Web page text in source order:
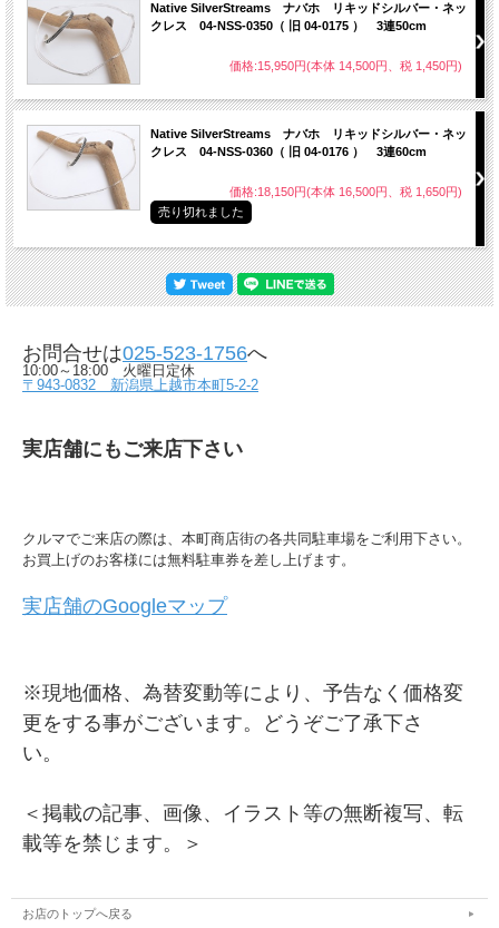
Native SilverStreams ナバホ リキッドシルバー・ネッ
クレス 04-NSS-0350（ 旧 04-0175 ） 3連50cm
価格:15,950円(本体 14,500円、税 1,450円)
Native SilverStreams ナバホ リキッドシルバー・ネッ
クレス 04-NSS-0360（ 旧 04-0176 ） 3連60cm
価格:18,150円(本体 16,500円、税 1,650円)
売り切れました
お問合せは025-523-1756へ
10:00～18:00 火曜日定休
〒943-0832 新潟県上越市本町5-2-2
実店舗にもご来店下さい
クルマでご来店の際は、本町商店街の各共同駐車場をご利用下さい。
お買上げのお客様には無料駐車券を差し上げます。
実店舗のGoogleマップ
※現地価格、為替変動等により、予告なく価格変
更をする事がございます。どうぞご了承下さ
い。
＜掲載の記事、画像、イラスト等の無断複写、転
載等を禁じます。＞
お店のトップへ戻る